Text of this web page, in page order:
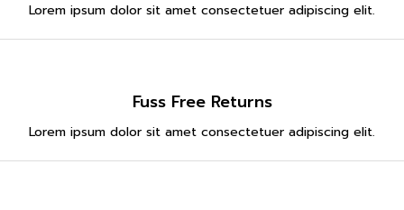
Lorem ipsum dolor sit amet consectetuer adipiscing elit.
Fuss Free Returns
Lorem ipsum dolor sit amet consectetuer adipiscing elit.